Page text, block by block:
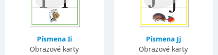
Písmena Ii
Obrazové karty
Písmena Jj
Obrazové karty